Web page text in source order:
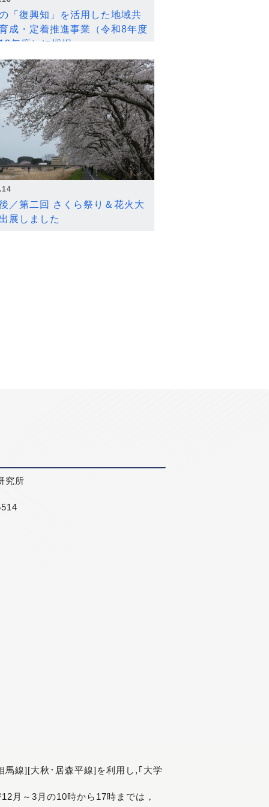
「復興知」を活用した地域共
成・定着推進事業（令和8年度
年度）に採択
／第二回 さくら祭り＆花火大
展しました
究所
線][大秋･居森平線]を利用し,｢大学
月～3月の10時から17時までは，